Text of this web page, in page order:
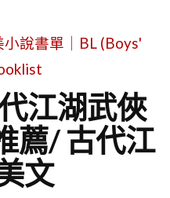
說書單｜BL (Boys'
江湖武俠
薦/ 古代江
文